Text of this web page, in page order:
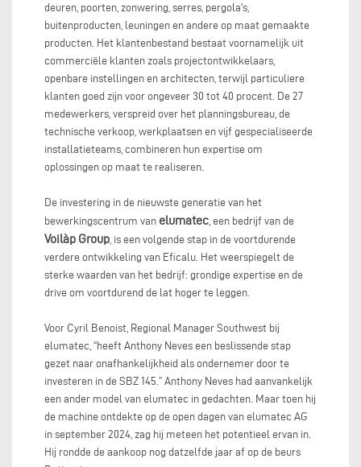
deuren, poorten, zonwering, serres, pergola's,
buitenproducten, leuningen en andere op maat gemaakte
producten. Het klantenbestand bestaat voornamelijk uit
commerciële klanten zoals projectontwikkelaars,
openbare instellingen en architecten, terwijl particuliere
klanten goed zijn voor ongeveer 30 tot 40 procent. De 27
medewerkers, verspreid over het planningsbureau, de
technische verkoop, werkplaatsen en vijf gespecialiseerde
installatieteams, combineren hun expertise om
oplossingen op maat te realiseren.
De investering in de nieuwste generatie van het
bewerkingscentrum van elumatec , een bedrijf van de
Voilàp Group , is een volgende stap in de voortdurende
verdere ontwikkeling van Eficalu. Het weerspiegelt de
sterke waarden van het bedrijf: grondige expertise en de
drive om voortdurend de lat hoger te leggen.
Voor Cyril Benoist, Regional Manager Southwest bij
elumatec, “heeft Anthony Neves een beslissende stap
gezet naar onafhankelijkheid als ondernemer door te
investeren in de SBZ 145.” Anthony Neves had aanvankelijk
een ander model van elumatec in gedachten. Maar toen hij
de machine ontdekte op de open dagen van elumatec AG
in september 2024, zag hij meteen het potentieel ervan in.
Hij rondde de aankoop nog datzelfde jaar af op de beurs